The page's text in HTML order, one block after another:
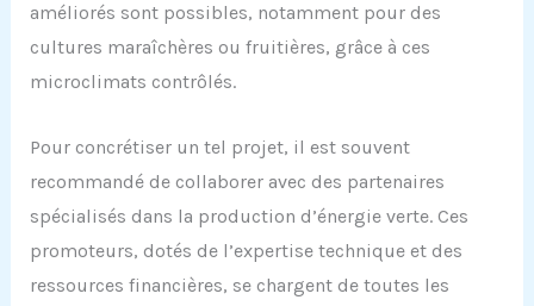
améliorés sont possibles, notamment pour des
cultures maraîchères ou fruitières, grâce à ces
microclimats contrôlés.
Pour concrétiser un tel projet, il est souvent
recommandé de collaborer avec des partenaires
spécialisés dans la production d’énergie verte. Ces
promoteurs, dotés de l’expertise technique et des
ressources financières, se chargent de toutes les